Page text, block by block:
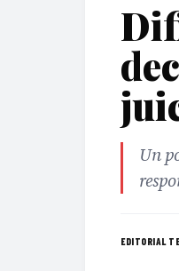
Un
EDITORIAL